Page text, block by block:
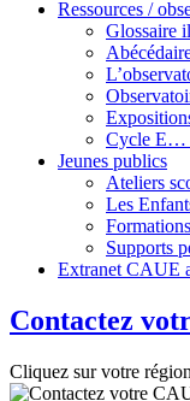
Ressources /
Glossaire
Cycle E…
Jeunes publics
Ateliers
Les
Supports
Extranet CAUE
Contactez
Cliquez sur votre